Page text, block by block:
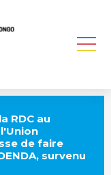
RDC au
de faire
survenu